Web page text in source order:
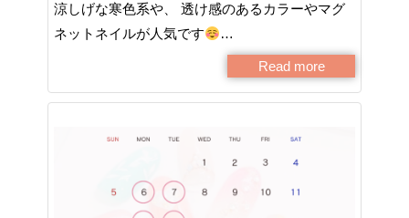
涼しげな寒色系や、 透け感のあるカラーやマグ
ネットネイルが人気です
…
Read more